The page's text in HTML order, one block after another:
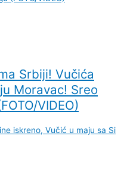
Srbiji! Vučića
Moravac! Sreo
VIDEO)